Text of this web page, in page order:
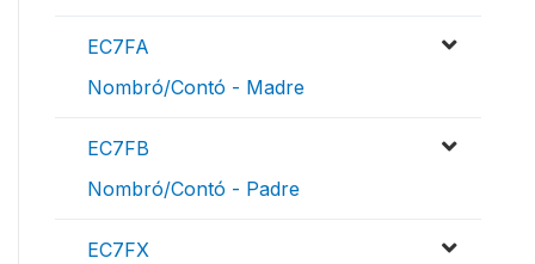
EC7FA
Nombró/Contó - Madre
EC7FB
Nombró/Contó - Padre
EC7FX